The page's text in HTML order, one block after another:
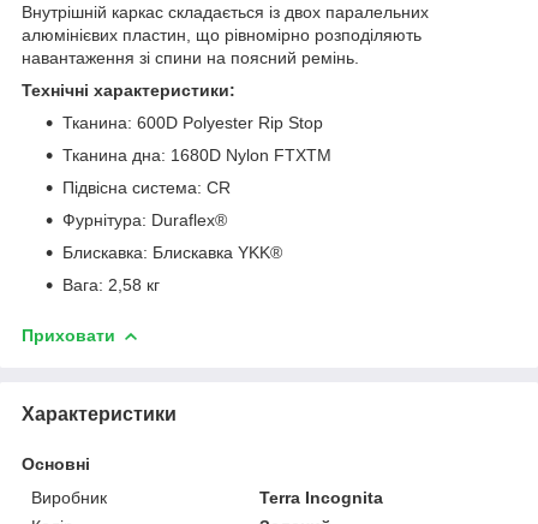
Внутрішній каркас складається із двох паралельних
алюмінієвих пластин, що рівномірно розподіляють
навантаження зі спини на поясний ремінь.
Технічні характеристики:
Тканина: 600D Polyester Rip Stop
Тканина дна: 1680D Nylon FTXTM
Підвісна система: CR
Фурнітура: Duraflex®
Блискавка: Блискавка YKK®
Вага: 2,58 кг
Приховати
Характеристики
Основні
Виробник
Terra Incognita